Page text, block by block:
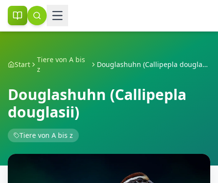
Start
Tiere von A bis
z
Douglashuhn (Callipepla douglasii)
Douglashuhn (Callipepla
douglasii)
Tiere von A bis z